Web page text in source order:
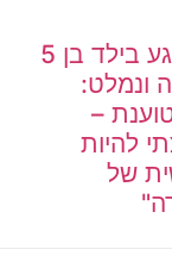
נהג פגע בילד בן 5
ונמלט:
–
להיות
של